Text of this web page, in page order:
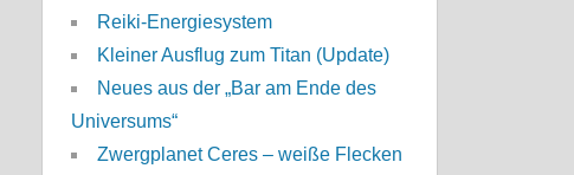
Reiki-Energiesystem
Kleiner Ausflug zum Titan (Update)
Neues aus der „Bar am Ende des
Universums“
Zwergplanet Ceres – weiße Flecken